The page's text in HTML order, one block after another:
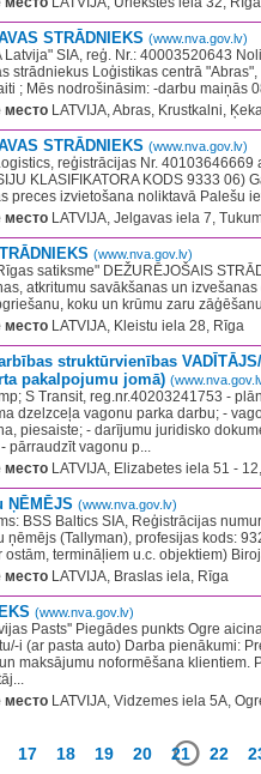
STRĀDNIEKS (www.nva.gov.lv)
Latvija" SIA, reģ. Nr.: 40003520643
strādniekus Loģistikas centrā
; Mēs nodrošināsim: -darbu maiņās
место LATVIJA, Abras, Krustkalni,
STRĀDNIEKS (www.nva.gov.lv)
reģistrācijas Nr.
KLASIFIKATORA KODS 9333 06)
preces izvietošana noliktavā Palešu
место LATVIJA, Jelgavas iela 7,
(www.nva.gov.lv)
satiksme" DEŽURĒJOŠAIS
atkritumu savākšanas un
koku un krūmu zaru
место LATVIJA, Kleistu iela 28, Rīga
struktūrvienības
pakalpojumu jomā)
S Transit, reg.nr.40203241753 -
dzelzceļa vagonu parka darbu; -
piesaiste; - darījumu juridisko
pārraudzīt vagonu p...
место LATVIJA, Elizabetes iela 51 -
ŅĒMĒJS (www.nva.gov.lv)
BSS Baltics SIA, Reģistrācijas
ņēmējs (Tallyman), profesijas kods:
ostām, termināļiem u.c. objektiem)
место LATVIJA, Braslas iela, Rīga
(www.nva.gov.lv)
Pasts'' Piegādes punkts Ogre
i (ar pasta auto) Darba pienākumi:
maksājumu noformēšana klientiem.
место LATVIJA, Vidzemes iela 5A,
17 18 19 20 21 22